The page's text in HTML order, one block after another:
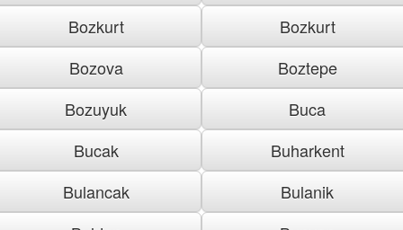
Bozkurt
Bozkurt
Bozova
Boztepe
Bozuyuk
Buca
Bucak
Buharkent
Bulancak
Bulanik